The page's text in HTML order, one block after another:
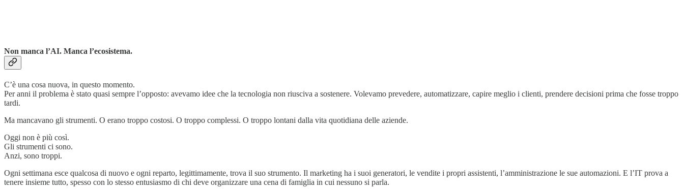
Non manca l’AI. Manca l’ecosistema.
C’è una cosa nuova, in questo momento.
Per anni il problema è stato quasi sempre l’opposto: avevamo idee che la tecnologia non riusciva a sostenere. Volevamo prevedere, automatizzare, capire meglio i clienti, prendere decisioni prima che fosse troppo
tardi.
Ma mancavano gli strumenti. O erano troppo costosi. O troppo complessi. O troppo lontani dalla vita quotidiana delle aziende.
Oggi non è più così.
Gli strumenti ci sono.
Anzi, sono troppi.
Ogni settimana esce qualcosa di nuovo e ogni reparto, legittimamente, trova il suo strumento. Il marketing ha i suoi generatori, le vendite i propri assistenti, l’amministrazione le sue automazioni. E l’IT prova a
tenere insieme tutto, spesso con lo stesso entusiasmo di chi deve organizzare una cena di famiglia in cui nessuno si parla.